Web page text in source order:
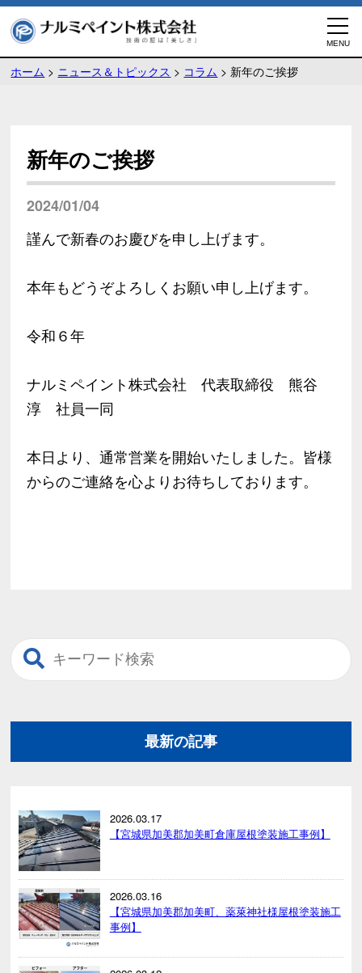
ホーム > ニュース＆トピックス > コラム > 新年のご挨拶
新年のご挨拶
2024/01/04
謹んで新春のお慶びを申し上げます。
本年もどうぞよろしくお願い申し上げます。
令和６年
ナルミペイント株式会社 代表取締役 熊谷
淳 社員一同
本日より、通常営業を開始いたしました。皆様
からのご連絡を心よりお待ちしております。
最新の記事
2026.03.17
【宮城県加美郡加美町倉庫屋根塗装施工事例】
2026.03.16
【宮城県加美郡加美町、薬萊神社様屋根塗装施工
事例】